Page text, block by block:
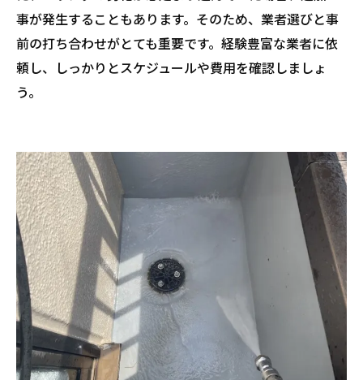
事が発生することもあります。そのため、業者選びと事
前の打ち合わせがとても重要です。経験豊富な業者に依
頼し、しっかりとスケジュールや費用を確認しましょ
う。